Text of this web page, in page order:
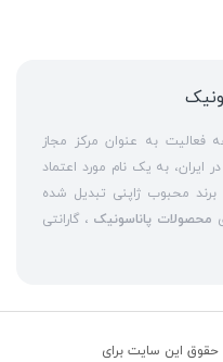
به عنوان مرکز مجاز
پاناسونیک در ایران، به یک نام مورد اعتماد
در میان مشتریان و علاقمندان به این برند محبوب ژاپنی تبدیل شده
محصولات پاناسونیک، گارانتی
عرضه شده و تعهد کامل
است. این مهم با اتکا به تکنسین‌های فنی و مجرب
این سایت برای